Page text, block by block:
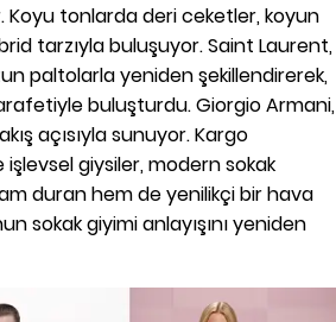
Koyu tonlarda deri ceketler, koyun
tarzıyla buluşuyor. Saint Laurent,
paltolarla yeniden şekillendirerek,
buluşturdu. Giorgio Armani,
açısıyla sunuyor. Kargo
giysiler, modern sokak
duran hem de yenilikçi bir hava
sokak giyimi anlayışını yeniden